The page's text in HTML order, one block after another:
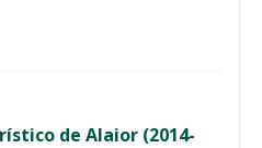
de Alaior (2014-